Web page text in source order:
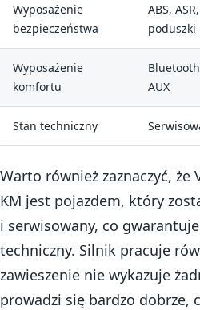
Wyposażenie
bezpieczeństwa
ABS,
Wyposażenie
komfortu
AUX
Stan techniczny
Warto również zaznaczyć, że
KM jest pojazdem, który
i serwisowany, co
techniczny. Silnik pracuje
zawieszenie nie wykazuje
prowadzi się bardzo dobrze,